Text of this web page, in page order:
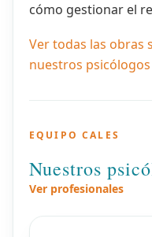
cómo gestionar el
Ver todas las obras
nuestros psicólogos
EQUIPO CALES
Nuestros
Ver profesionales